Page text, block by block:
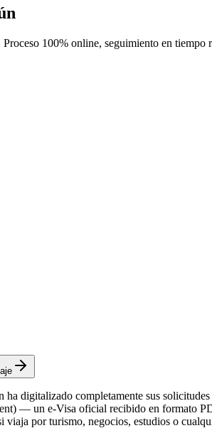
100% online, seguimiento en tiempo
ha digitalizado completamente sus
— un e-Visa oficial recibido en formato
viaja por turismo, negocios, estudios o